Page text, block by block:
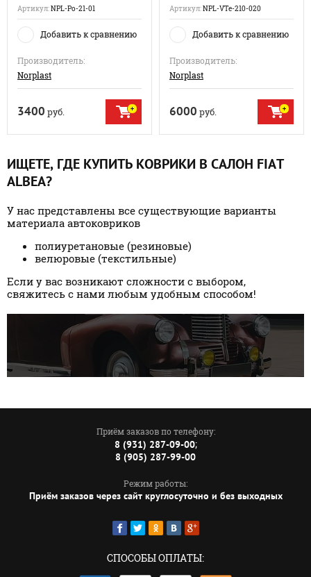
Артикул:NPL-Po-21-01
Добавить к сравнению
Производитель:
Norplast
3400 руб.
Артикул:NPL-VTe-210-020
Добавить к сравнению
Производитель:
Norplast
6000 руб.
ИЩЕТЕ, ГДЕ КУПИТЬ КОВРИКИ В САЛОН FIAT
ALBEA?
У нас представлены все существующие варианты
материала автоковриков
полиуретановые (резиновые)
велюровые (текстильные)
Если у вас возникают сложности с выбором,
свяжитесь с нами любым удобным способом!
Приём заказов по телефону:
8 (931) 287-09-00;
8 (905) 287-99-00
Режим работы:
Приём заказов через сайт круглосуточно и без выходных
СПОСОБЫ ОПЛАТЫ: